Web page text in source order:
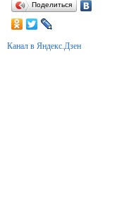
Поделиться
Канал в Яндекс.Дзен